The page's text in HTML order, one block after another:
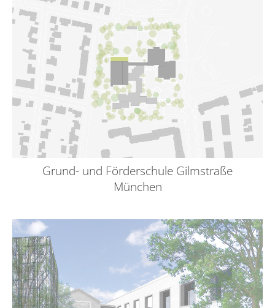
Grund- und Förderschule Gilmstraße
München